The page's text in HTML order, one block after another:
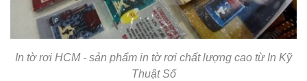
In tờ rơi HCM - sản phẩm in tờ rơi chất lượng cao từ In Kỹ
Thuật Số